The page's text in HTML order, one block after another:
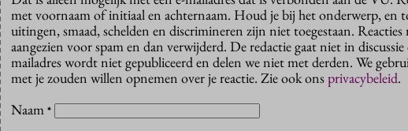
met voornaam of initiaal en achternaam. Houd je bij het onderwerp, en
uitingen, smaad, schelden en discrimineren zijn niet toegestaan.
aangezien voor spam en dan verwijderd. De redactie gaat niet in discussie
mailadres wordt niet gepubliceerd en delen we niet met derden. We
met je zouden willen opnemen over je reactie. Zie ook onsprivacybeleid.
Naam *